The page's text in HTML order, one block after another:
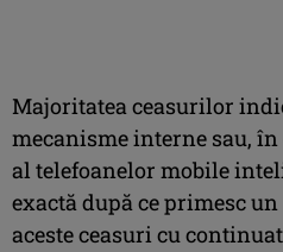
Majoritatea ceasurilor
mecanisme interne sau,
al telefoanelor mobile
exactă după ce primesc
aceste ceasuri cu